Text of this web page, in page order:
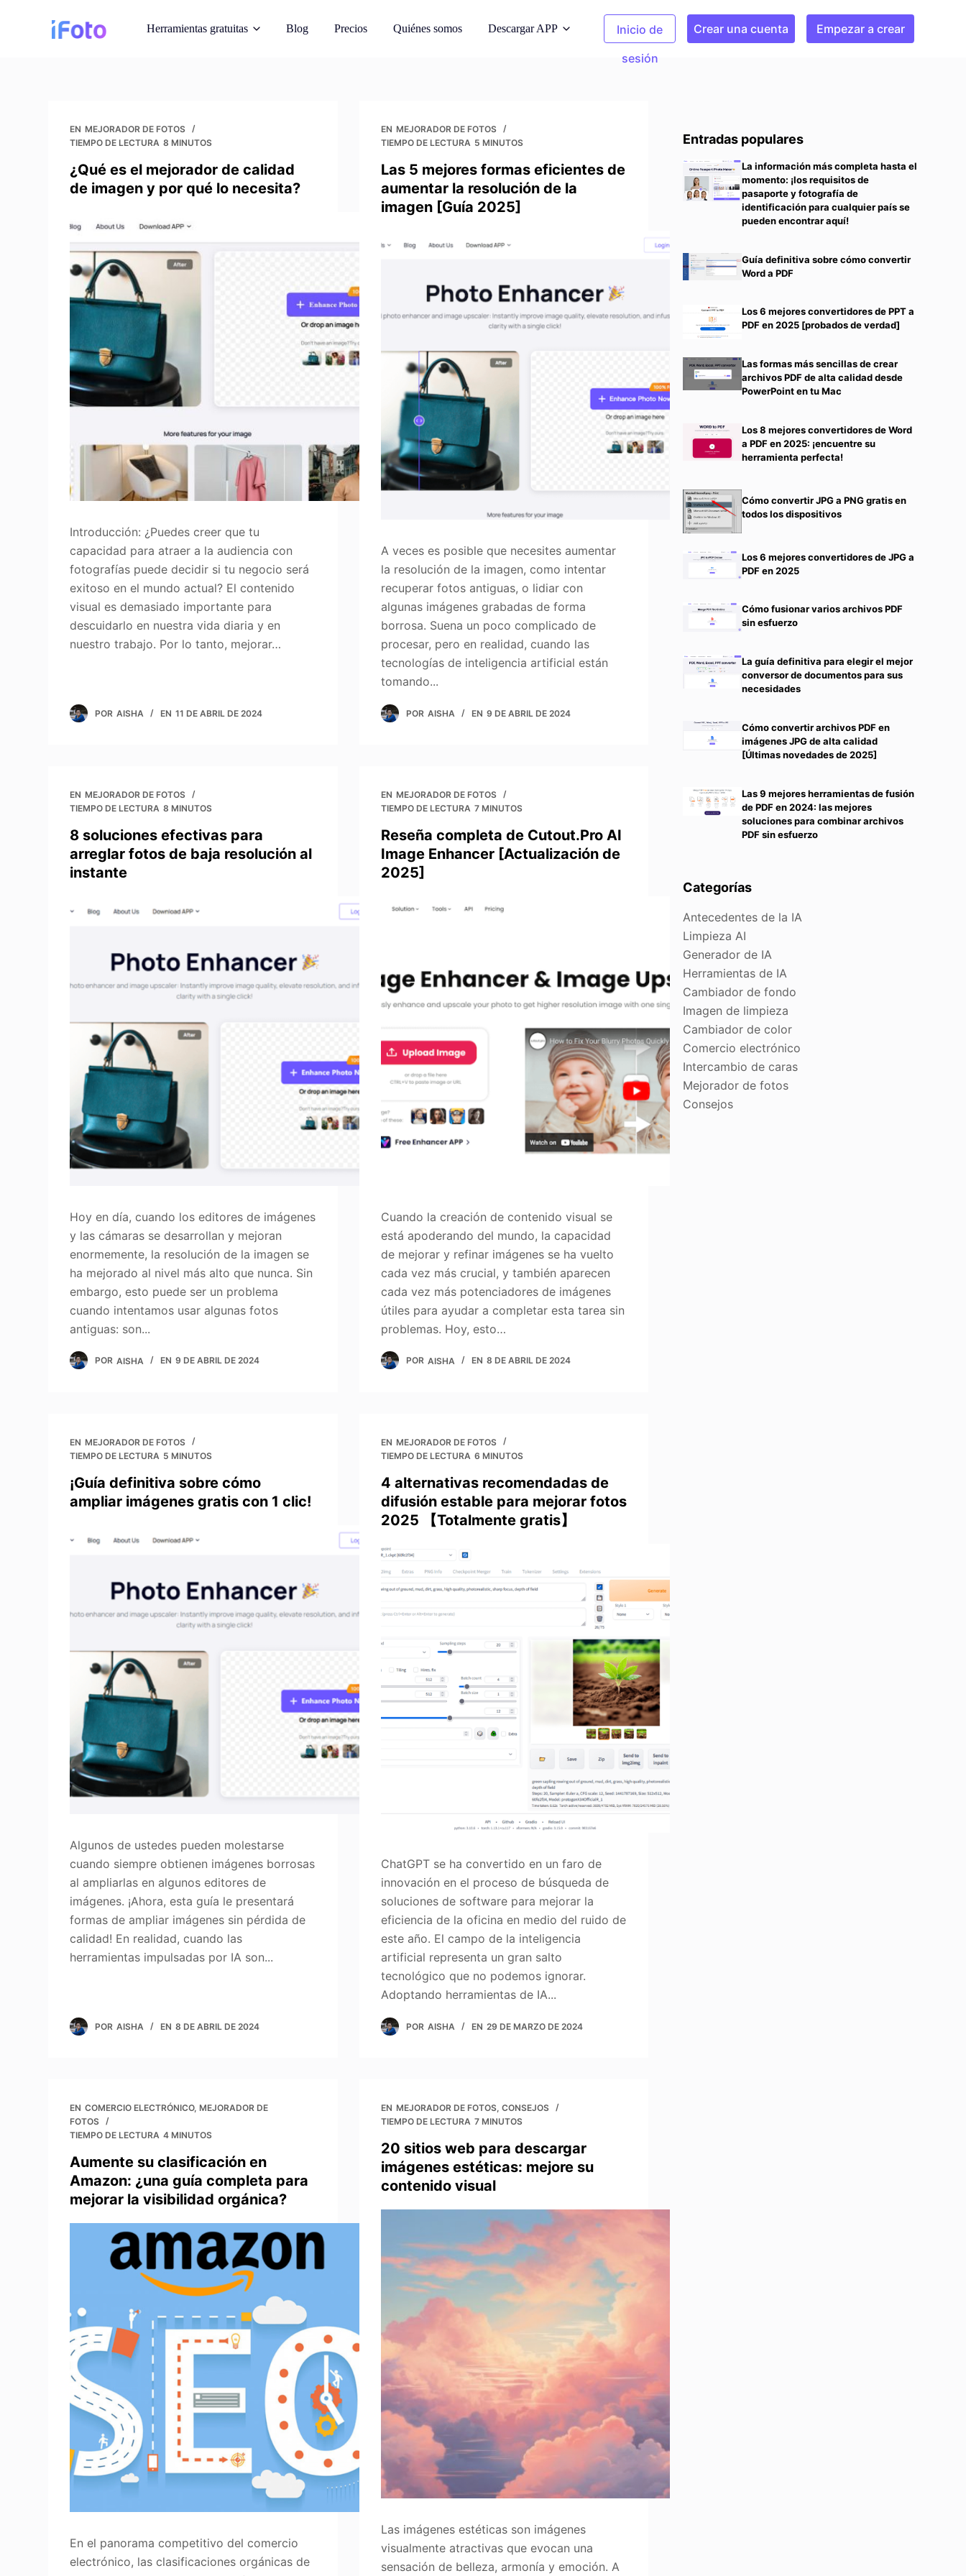
Herramientas gratuitas
Fondos instantáneos generados por
IA
Ropa Recolor
Sustituye el color en 1 clic
Consigue fotos libres de derechos de
Fondo transparente o de cualquier
Mejorador de fotos
Mejorar la calidad de imagen
Blog Precios Quiénes somos Descargar APP
Inicio de
sesión
Crear una cuenta Empezar a crear
EN MEJORADOR DE FOTOS
TIEMPO DE LECTURA 8 MINUTOS
¿Qué es el mejorador de calidad
de imagen y por qué lo necesita?
Introducción: ¿Puedes creer que tu
capacidad para atraer a la audiencia con
fotografías puede decidir si tu negocio será
exitoso en el mundo actual? El contenido
visual es demasiado importante para
descuidarlo en nuestra vida diaria y en
nuestro trabajo. Por lo tanto, mejorar…
POR AISHA EN 11 DE ABRIL DE 2024
EN MEJORADOR DE FOTOS
TIEMPO DE LECTURA 5 MINUTOS
Las 5 mejores formas eficientes de
aumentar la resolución de la
imagen [Guía 2025]
A veces es posible que necesites aumentar
la resolución de la imagen, como intentar
recuperar fotos antiguas, o lidiar con
algunas imágenes grabadas de forma
borrosa. Suena un poco complicado de
procesar, pero en realidad, cuando las
tecnologías de inteligencia artificial están
tomando...
POR AISHA EN 9 DE ABRIL DE 2024
EN MEJORADOR DE FOTOS
TIEMPO DE LECTURA 8 MINUTOS
8 soluciones efectivas para
arreglar fotos de baja resolución al
instante
Hoy en día, cuando los editores de imágenes
y las cámaras se desarrollan y mejoran
enormemente, la resolución de la imagen se
ha mejorado al nivel más alto que nunca. Sin
embargo, esto puede ser un problema
cuando intentamos usar algunas fotos
antiguas: son...
POR AISHA EN 9 DE ABRIL DE 2024
EN MEJORADOR DE FOTOS
TIEMPO DE LECTURA 7 MINUTOS
Reseña completa de Cutout.Pro AI
Image Enhancer [Actualización de
2025]
Cuando la creación de contenido visual se
está apoderando del mundo, la capacidad
de mejorar y refinar imágenes se ha vuelto
cada vez más crucial, y también aparecen
cada vez más potenciadores de imágenes
útiles para ayudar a completar esta tarea sin
problemas. Hoy, esto…
POR AISHA EN 8 DE ABRIL DE 2024
EN MEJORADOR DE FOTOS
TIEMPO DE LECTURA 5 MINUTOS
¡Guía definitiva sobre cómo
ampliar imágenes gratis con 1 clic!
Algunos de ustedes pueden molestarse
cuando siempre obtienen imágenes borrosas
al ampliarlas en algunos editores de
imágenes. ¡Ahora, esta guía le presentará
formas de ampliar imágenes sin pérdida de
calidad! En realidad, cuando las
herramientas impulsadas por IA son...
POR AISHA EN 8 DE ABRIL DE 2024
EN MEJORADOR DE FOTOS
TIEMPO DE LECTURA 6 MINUTOS
4 alternativas recomendadas de
difusión estable para mejorar fotos
2025 【Totalmente gratis】
ChatGPT se ha convertido en un faro de
innovación en el proceso de búsqueda de
soluciones de software para mejorar la
eficiencia de la oficina en medio del ruido de
este año. El campo de la inteligencia
artificial representa un gran salto
tecnológico que no podemos ignorar.
Adoptando herramientas de IA...
POR AISHA EN 29 DE MARZO DE 2024
EN COMERCIO ELECTRÓNICO, MEJORADOR DE
FOTOS
TIEMPO DE LECTURA 4 MINUTOS
Aumente su clasificación en
Amazon: ¿una guía completa para
mejorar la visibilidad orgánica?
En el panorama competitivo del comercio
electrónico, las clasificaciones orgánicas de
EN MEJORADOR DE FOTOS, CONSEJOS
TIEMPO DE LECTURA 7 MINUTOS
20 sitios web para descargar
imágenes estéticas: mejore su
contenido visual
Las imágenes estéticas son imágenes
visualmente atractivas que evocan una
sensación de belleza, armonía y emoción. A
Entradas populares
La información más completa hasta el
momento: ¡los requisitos de
pasaporte y fotografía de
identificación para cualquier país se
pueden encontrar aquí!
Guía definitiva sobre cómo convertir
Word a PDF
Los 6 mejores convertidores de PPT a
PDF en 2025 [probados de verdad]
Las formas más sencillas de crear
archivos PDF de alta calidad desde
PowerPoint en tu Mac
Los 8 mejores convertidores de Word
a PDF en 2025: ¡encuentre su
herramienta perfecta!
Cómo convertir JPG a PNG gratis en
todos los dispositivos
Los 6 mejores convertidores de JPG a
PDF en 2025
Cómo fusionar varios archivos PDF
sin esfuerzo
La guía definitiva para elegir el mejor
conversor de documentos para sus
necesidades
Cómo convertir archivos PDF en
imágenes JPG de alta calidad
[Últimas novedades de 2025]
Las 9 mejores herramientas de fusión
de PDF en 2024: las mejores
soluciones para combinar archivos
PDF sin esfuerzo
Categorías
Antecedentes de la IA
Limpieza AI
Generador de IA
Herramientas de IA
Cambiador de fondo
Imagen de limpieza
Cambiador de color
Comercio electrónico
Intercambio de caras
Mejorador de fotos
Consejos